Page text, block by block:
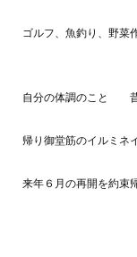
ゴルフ、魚釣り、野菜
自分の体調のこと 昔
帰り御堂筋のイルミネ
来年６月の再開を約束